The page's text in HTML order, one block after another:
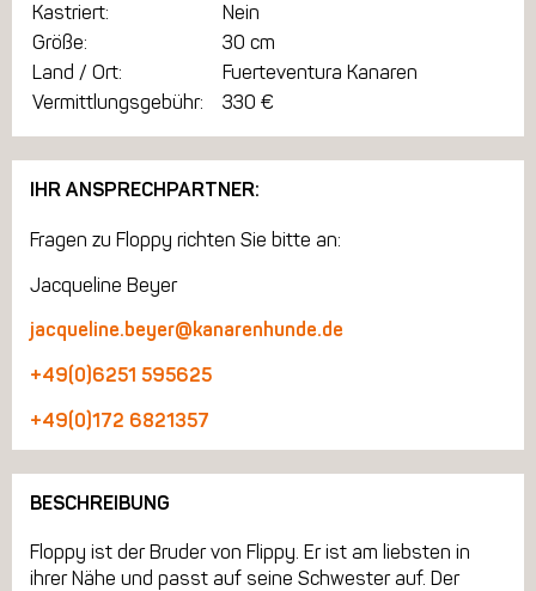
Kastriert:
Nein
Größe:
30 cm
Land / Ort:
Fuerteventura Kanaren
Vermittlungsgebühr:
330 €
IHR ANSPRECHPARTNER:
Fragen zu Floppy richten Sie bitte an:
Jacqueline Beyer
jacqueline.beyer@kanarenhunde.de
+49(0)6251 595625
+49(0)172 6821357
BESCHREIBUNG
Floppy ist der Bruder von Flippy. Er ist am liebsten in
ihrer Nähe und passt auf seine Schwester auf. Der